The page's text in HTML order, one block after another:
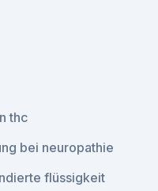
thc
bei neuropathie
flüssigkeit